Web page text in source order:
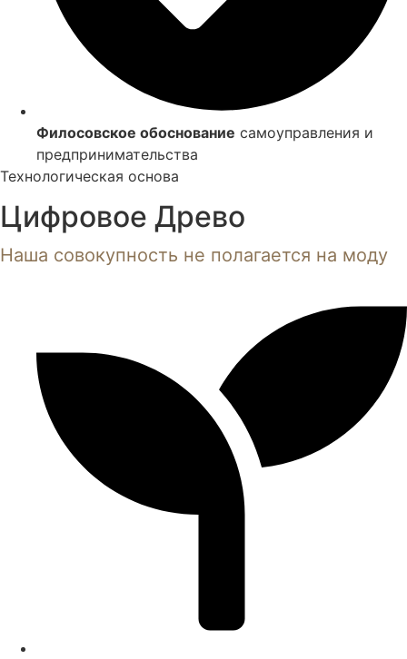
Филосовское обоснование самоуправления и
предпринимательства
Технологическая основа
Цифровое Древо
Наша совокупность не полагается на моду